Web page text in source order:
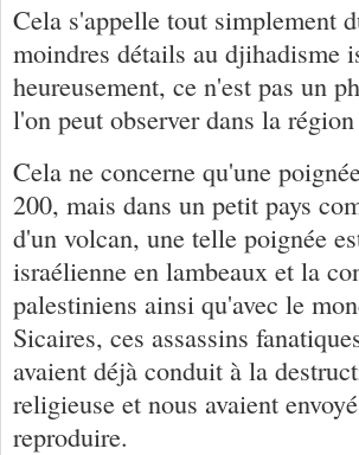
Cela s'appelle tout simplement
moindres détails au djihadisme
heureusement, ce n'est pas un
l'on peut observer dans la
Cela ne concerne qu'une
200, mais dans un petit pays
d'un volcan, une telle poignée
israélienne en lambeaux et la
palestiniens ainsi qu'avec le
Sicaires, ces assassins
avaient déjà conduit à la
religieuse et nous avaient
reproduire.